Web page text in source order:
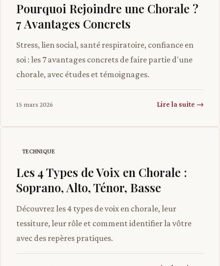
Pourquoi Rejoindre une Chorale ?
7 Avantages Concrets
Stress, lien social, santé respiratoire, confiance en
soi : les 7 avantages concrets de faire partie d'une
chorale, avec études et témoignages.
15 mars 2026 Lire la suite →
TECHNIQUE
Les 4 Types de Voix en Chorale :
Soprano, Alto, Ténor, Basse
Découvrez les 4 types de voix en chorale, leur
tessiture, leur rôle et comment identifier la vôtre
avec des repères pratiques.